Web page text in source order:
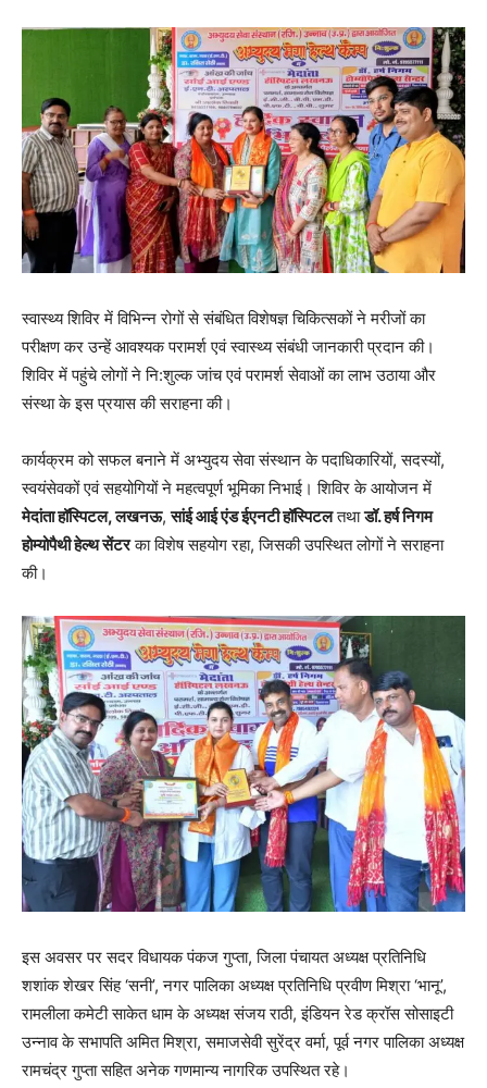
स्वास्थ्य शिविर में विभिन्न रोगों से संबंधित विशेषज्ञ चिकित्सकों ने मरीजों का
परीक्षण कर उन्हें आवश्यक परामर्श एवं स्वास्थ्य संबंधी जानकारी प्रदान की।
शिविर में पहुंचे लोगों ने नि:शुल्क जांच एवं परामर्श सेवाओं का लाभ उठाया और
संस्था के इस प्रयास की सराहना की।
कार्यक्रम को सफल बनाने में अभ्युदय सेवा संस्थान के पदाधिकारियों, सदस्यों,
स्वयंसेवकों एवं सहयोगियों ने महत्वपूर्ण भूमिका निभाई। शिविर के आयोजन में
मेदांता हॉस्पिटल, लखनऊ,सांई आई एंड ईएनटी हॉस्पिटलतथाडॉ. हर्ष निगम
होम्योपैथी हेल्थ सेंटरका विशेष सहयोग रहा, जिसकी उपस्थित लोगों ने सराहना
की।
इस अवसर पर सदर विधायक पंकज गुप्ता, जिला पंचायत अध्यक्ष प्रतिनिधि
शशांक शेखर सिंह ‘सनी’, नगर पालिका अध्यक्ष प्रतिनिधि प्रवीण मिश्रा ‘भानू’,
रामलीला कमेटी साकेत धाम के अध्यक्ष संजय राठी, इंडियन रेड क्रॉस सोसाइटी
उन्नाव के सभापति अमित मिश्रा, समाजसेवी सुरेंद्र वर्मा, पूर्व नगर पालिका अध्यक्ष
रामचंद्र गुप्ता सहित अनेक गणमान्य नागरिक उपस्थित रहे।